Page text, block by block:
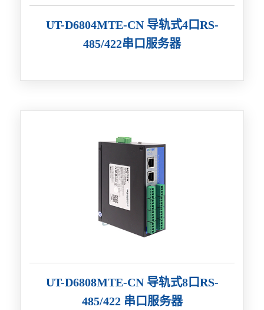
UT-D6804MTE-CN 导轨式4口RS-
485/422串口服务器
UT-D6808MTE-CN 导轨式8口RS-
485/422 串口服务器